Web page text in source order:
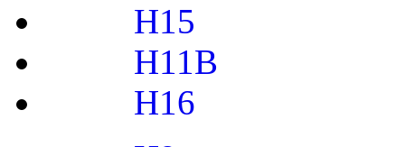
H15
H11B
H16